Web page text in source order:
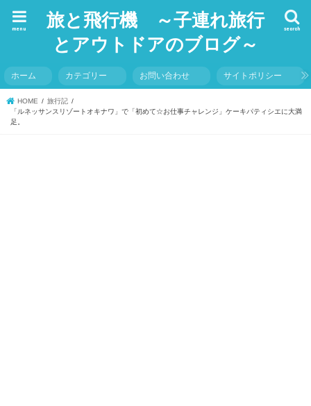
旅と飛行機 ～子連れ旅行
とアウトドアのブログ～
search
menu
ホーム カテゴリー お問い合わせ サイトポリシー
HOME
旅行記
「ルネッサンスリゾートオキナワ」で「初めて☆お仕事チャレンジ」ケーキパティシエに大満
足。